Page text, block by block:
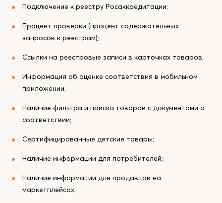
Подключение к реестру Росаккредитации;
Процент проверки (процент содержательных
запросов к реестрам);
Ссылки на реестровые записи в карточках товаров;
Информация об оценке соответствия в мобильном
приложении;
Наличие фильтра и поиска товаров с документами о
соответствии;
Сертифицированные детские товары;
Наличие информации для потребителей;
Наличие информации для продавцов на
маркетплейсах.